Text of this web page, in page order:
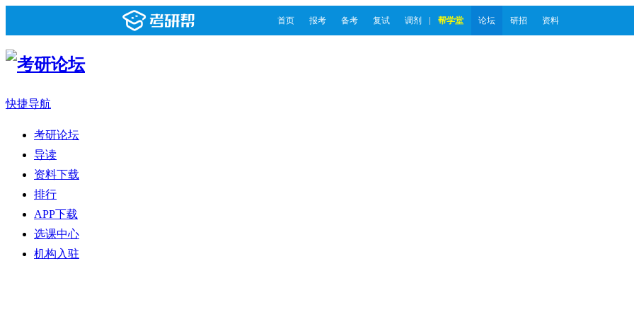
首页 报考 备考 复试 调剂 帮学堂 论坛 研招 资料
快捷导航
考研论坛
导读
资料下载
排行
APP下载
选课中心
机构入驻